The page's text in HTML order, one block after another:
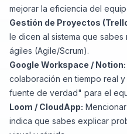
mejorar la eficiencia del
Gestión de Proyectos
le dicen al sistema que
ágiles (Agile/Scrum).
Google Workspace / Notion:
colaboración en tiempo real
fuente de verdad" para el
Loom / CloudApp:
indica que sabes explicar